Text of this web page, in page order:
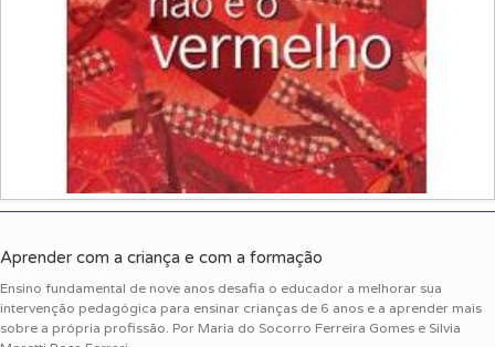
Aprender com a criança e com a formação
Ensino fundamental de nove anos desafia o educador a melhorar sua
intervenção pedagógica para ensinar crianças de 6 anos e a aprender mais
sobre a própria profissão. Por Maria do Socorro Ferreira Gomes e Silvia